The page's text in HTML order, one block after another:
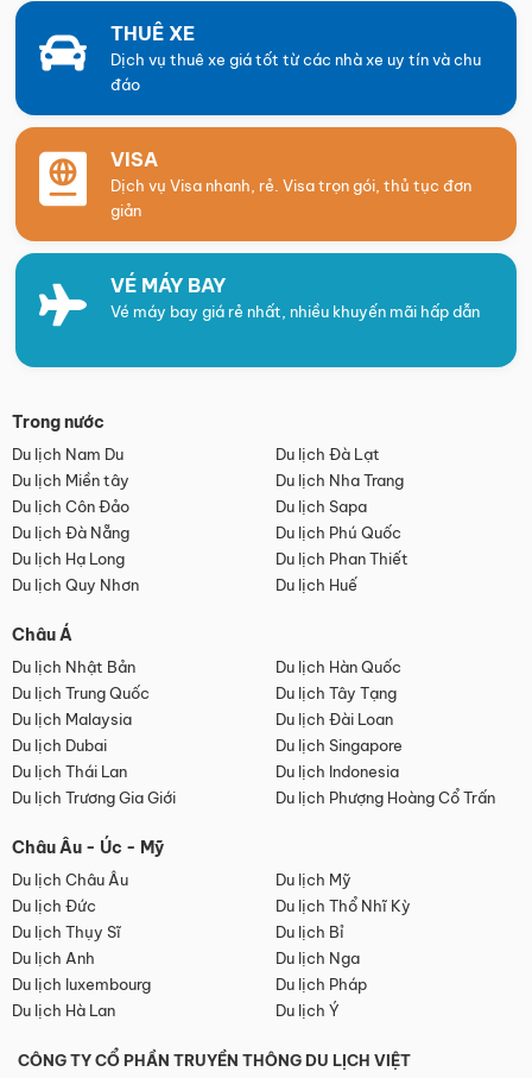
THUÊ XE
Dịch vụ thuê xe giá tốt từ các nhà xe uy tín và chu
đáo
VISA
Dịch vụ Visa nhanh, rẻ. Visa trọn gói, thủ tục đơn
giản
VÉ MÁY BAY
Vé máy bay giá rẻ nhất, nhiều khuyến mãi hấp dẫn
Trong nước
Du lịch Nam Du
Du lịch Đà Lạt
Du lịch Miền tây
Du lịch Nha Trang
Du lịch Côn Đảo
Du lịch Sapa
Du lịch Đà Nẵng
Du lịch Phú Quốc
Du lịch Hạ Long
Du lịch Phan Thiết
Du lịch Quy Nhơn
Du lịch Huế
Châu Á
Du lịch Nhật Bản
Du lịch Hàn Quốc
Du lịch Trung Quốc
Du lịch Tây Tạng
Du lịch Malaysia
Du lịch Đài Loan
Du lịch Dubai
Du lịch Singapore
Du lịch Thái Lan
Du lịch Indonesia
Du lịch Trương Gia Giới
Du lịch Phượng Hoàng Cổ Trấn
Châu Âu - Úc - Mỹ
Du lịch Châu Âu
Du lịch Mỹ
Du lịch Đức
Du lịch Thổ Nhĩ Kỳ
Du lịch Thụy Sĩ
Du lịch Bỉ
Du lịch Anh
Du lịch Nga
Du lịch luxembourg
Du lịch Pháp
Du lịch Hà Lan
Du lịch Ý
CÔNG TY CỔ PHẦN TRUYỀN THÔNG DU LỊCH VIỆT